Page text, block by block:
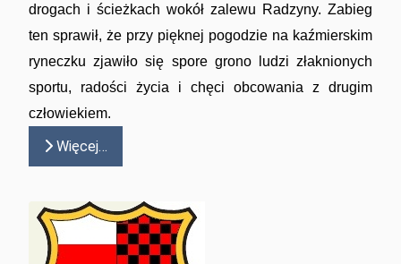
drogach i ścieżkach wokół zalewu Radzyny. Zabieg
ten sprawił, że przy pięknej pogodzie na kaźmierskim
ryneczku zjawiło się spore grono ludzi złaknionych
sportu, radości życia i chęci obcowania z drugim
człowiekiem.
Więcej…